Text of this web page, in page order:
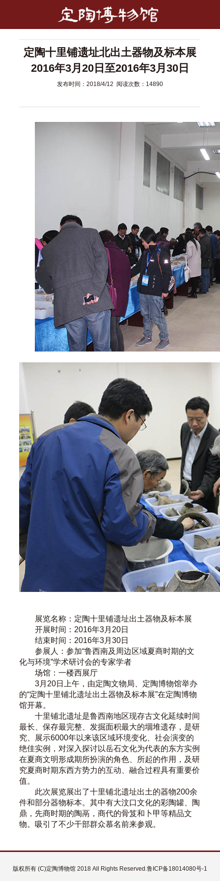
定陶十里铺遗址北出土器物及标本展
2016年3月20日至2016年3月30日
发布时间：2018/4/12 阅读次数：14890
展览名称：定陶十里铺遗址出土器物及标本展
开展时间：2016年3月20日
结束时间：2016年3月30日
参展人：参加“鲁西南及周边区域夏商时期的文
化与环境”学术研讨会的专家学者
场馆：一楼西展厅
3月20日上午，由定陶文物局、定陶博物馆举办
的“定陶十里铺北遗址出土器物及标本展”在定陶博物
馆开幕。
十里铺北遗址是鲁西南地区现存古文化延续时间
最长、保存最完整、发掘面积最大的堌堆遗存，是研
究、展示6000年以来该区域环境变化、社会演变的
绝佳实例，对深入探讨以岳石文化为代表的东方实例
在夏商文明形成期所扮演的角色、所起的作用，及研
究夏商时期东西方势力的互动、融合过程具有重要价
值。
此次展览展出了十里铺北遗址出土的器物200余
件和部分器物标本。其中有大汶口文化的彩陶罐、陶
鼎，先商时期的陶鬲，商代的骨笈和卜甲等精品文
物。吸引了不少干部群众慕名前来参观。
版权所有 (C)定陶博物馆 2018 All Rights Reserved.鲁ICP备18014080号-1